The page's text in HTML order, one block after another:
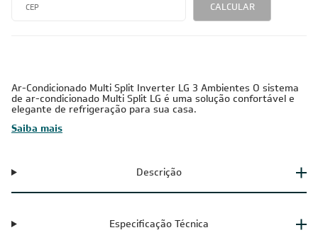
CALCULAR
Ar-Condicionado Multi Split Inverter LG 3 Ambientes O sistema
de ar-condicionado Multi Split LG é uma solução confortável e
elegante de refrigeração para sua casa.
Saiba mais
Descrição
Especificação Técnica